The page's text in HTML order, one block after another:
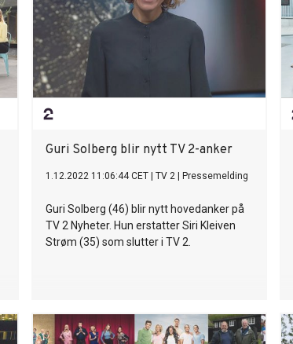
Guri Solberg blir nytt TV 2-anker
1.12.2022 11:06:44 CET TV 2 Pressemelding
Guri Solberg (46) blir nytt hovedanker på
TV 2 Nyheter. Hun erstatter Siri Kleiven
Strøm (35) som slutter i TV 2.